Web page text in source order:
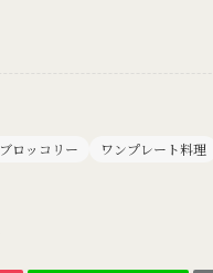
ブロッコリー ワンプレート料理